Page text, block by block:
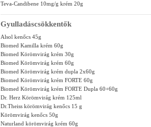
Teva-Candibene 10mg/g krém 20g
Gyulladáscsökkentők
Alsol kenőcs 45g
Biomed Kamilla krém 60g
Biomed Körömvirág krém 30g
Biomed Körömvirág krém 60g
Biomed Körömvirág krém dupla 2x60g
Biomed Körömvirág krém FORTE 60g
Biomed Körömvirág krém FORTE Dupla 60+60g
Dr. Herz Körömvirág krém 125ml
Dr.Theiss körömvirág kenőcs 15 g
Körömvirág kenőcs 50g
Naturland körömvirág krém 60g